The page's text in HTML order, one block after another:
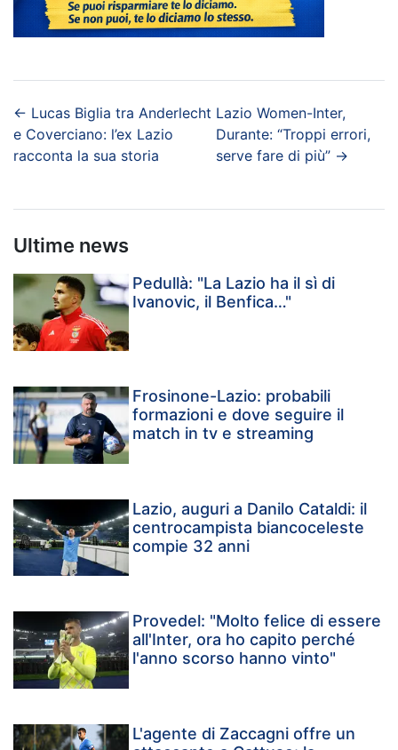
← Lucas Biglia tra Anderlecht
e Coverciano: l’ex Lazio
racconta la sua storia
Lazio Women-Inter,
Durante: “Troppi errori,
serve fare di più” →
Ultime news
Pedullà: "La Lazio ha il sì di
Ivanovic, il Benfica…"
Frosinone-Lazio: probabili
formazioni e dove seguire il
match in tv e streaming
Lazio, auguri a Danilo Cataldi: il
centrocampista biancoceleste
compie 32 anni
Provedel: "Molto felice di essere
all'Inter, ora ho capito perché
l'anno scorso hanno vinto"
L'agente di Zaccagni offre un